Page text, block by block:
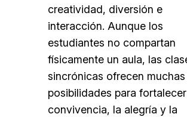
creatividad, diversión e
interacción. Aunque los
estudiantes no compartan
físicamente un aula, las
sincrónicas ofrecen muchas
posibilidades para
convivencia, la alegría y la